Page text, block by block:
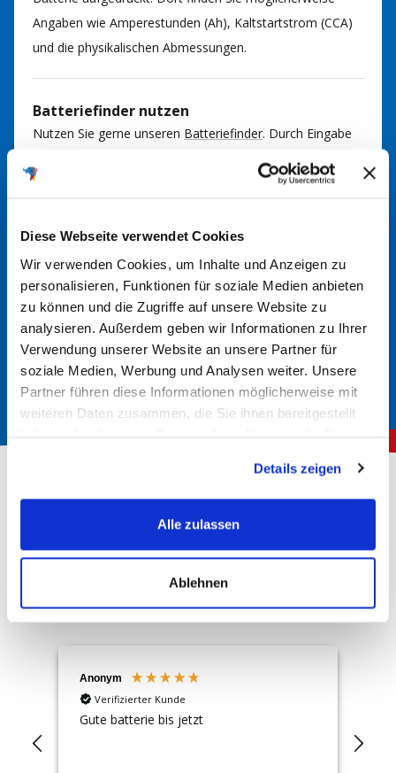
Diese Webseite verwendet Cookies
Wir verwenden Cookies, um Inhalte und Anzeigen zu
personalisieren, Funktionen für soziale Medien anbieten
zu können und die Zugriffe auf unsere Website zu
analysieren. Außerdem geben wir Informationen zu Ihrer
Verwendung unserer Website an unsere Partner für
soziale Medien, Werbung und Analysen weiter. Unsere
Partner führen diese Informationen möglicherweise mit
weiteren Daten zusammen, die Sie ihnen bereitgestellt
Details zeigen
Alle zulassen
Ablehnen
Angaben wie Amperestunden (Ah), Kaltstartstrom (CCA)
und die physikalischen Abmessungen.
Batteriefinder nutzen
Nutzen Sie gerne unseren Batteriefinder. Durch Eingabe
von Fahrzeugmarke, Modell und Motorisierung können
Sie so die passende Batterie für Ihr Fahrzeug finden. Bei
Im Handbuch nachsehen
In der Regel finden Sie im Handbuch Ihres Fahrzeugs
Informationen über den richtigen Batterietyp. Hier werden
die erforderlichen Spezifikationen und Größen angegeben.
Über 150.000 zufriedene Kunden
Anonym
Verifizierter Kunde
Gute batterie bis jetzt